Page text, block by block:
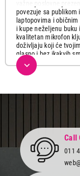
povezuje sa
laptopovima i
i kupe neželjenu
kvalitetan mikrofon
doživljaju koji će
glasno i bez ikakvih
Naša ponuda
mikrofonipružaju
osvetljenjem i brzim
klasične studijske
stabilan rad bez
preciznižični
Prilikom izbora
Call
011